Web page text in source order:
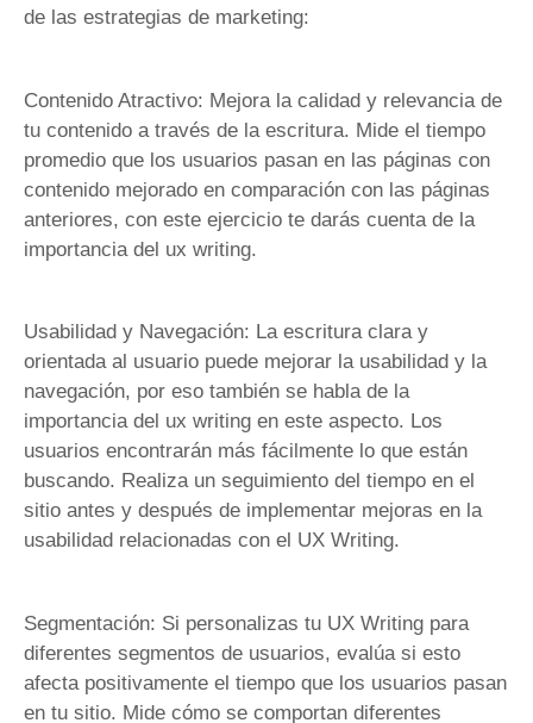
de las estrategias de marketing:
Contenido Atractivo: Mejora la calidad y relevancia de
tu contenido a través de la escritura. Mide el tiempo
promedio que los usuarios pasan en las páginas con
contenido mejorado en comparación con las páginas
anteriores, con este ejercicio te darás cuenta de la
importancia del ux writing.
Usabilidad y Navegación: La escritura clara y
orientada al usuario puede mejorar la usabilidad y la
navegación, por eso también se habla de la
importancia del ux writing en este aspecto. Los
usuarios encontrarán más fácilmente lo que están
buscando. Realiza un seguimiento del tiempo en el
sitio antes y después de implementar mejoras en la
usabilidad relacionadas con el UX Writing.
Segmentación: Si personalizas tu UX Writing para
diferentes segmentos de usuarios, evalúa si esto
afecta positivamente el tiempo que los usuarios pasan
en tu sitio. Mide cómo se comportan diferentes